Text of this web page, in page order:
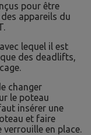
pour être
appareils du
lequel il est
des deadlifts,
changer
le poteau
insérer une
et faire
en place.